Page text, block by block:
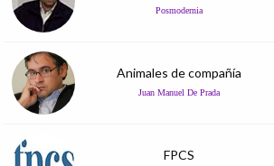
Posmodernia
Animales de compañía
Juan Manuel De Prada
FPCS